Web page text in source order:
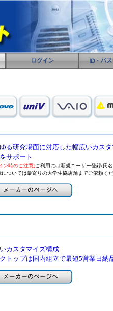
る研究場面に対応した幅広いカス
サポート
ン時のご注意]ご利用には新規ユーザー登録(氏
については最寄りの大学生協店舗までご依頼くだ
カスタマイズ構成
トップは国内組立で最短5営業日納